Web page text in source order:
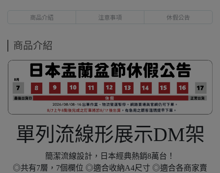
商品介紹 注意事項 休假公告
商品介紹
單列流線形展示DM架
簡潔流線設計，日本經典熱銷8萬台！
◎共有7層，7個欄位 ◎適合收納A4尺寸 ◎適合各商家賣